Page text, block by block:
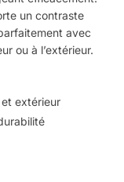
un contraste
avec
ou à l’extérieur.
et extérieur